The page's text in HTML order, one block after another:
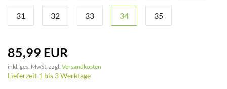
31 32 33 34 35
85,99 EUR
inkl. ges. MwSt. zzgl. Versandkosten
Lieferzeit 1 bis 3 Werktage